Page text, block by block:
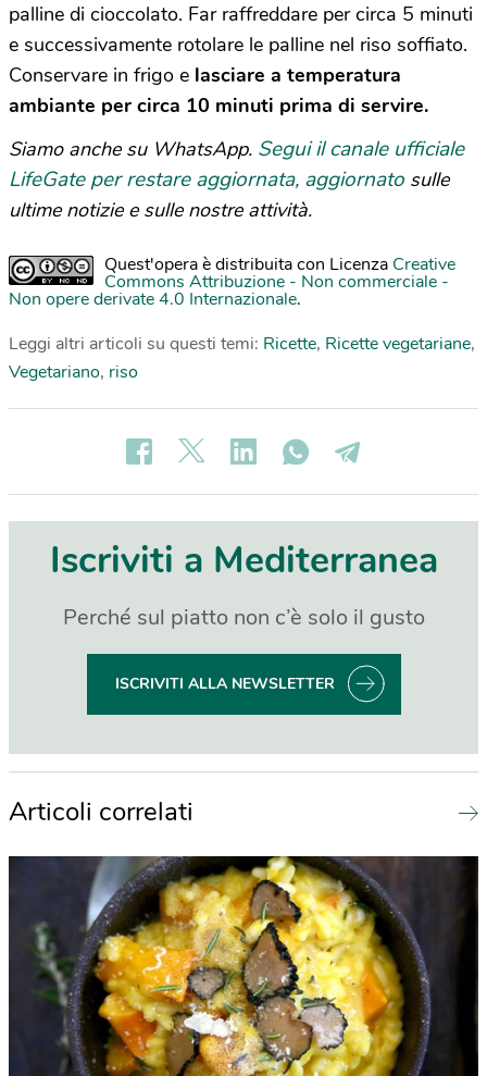
palline di cioccolato. Far raffreddare per circa 5 minuti
e successivamente rotolare le palline nel riso soffiato.
Conservare in frigo e lasciare a temperatura
ambiante per circa 10 minuti prima di servire.
Siamo anche su WhatsApp. Segui il canale ufficiale
LifeGate per restare aggiornata, aggiornato sulle
ultime notizie e sulle nostre attività.
Quest'opera è distribuita con Licenza Creative
Commons Attribuzione - Non commerciale -
Non opere derivate 4.0 Internazionale.
Leggi altri articoli su questi temi: Ricette, Ricette vegetariane,
Vegetariano, riso
Iscriviti a Mediterranea
Perché sul piatto non c’è solo il gusto
ISCRIVITI ALLA NEWSLETTER
Articoli correlati